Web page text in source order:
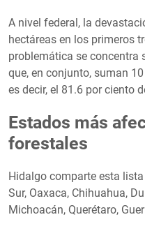
​A nivel federal, la
hectáreas en los primeros
problemática se concentra
que, en conjunto, suman
es decir, el 81.6 por ciento
Estados más
forestales
​Hidalgo comparte esta
Sur, Oaxaca, Chihuahua,
Michoacán, Querétaro,